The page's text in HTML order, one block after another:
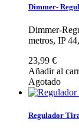
Dimmer-
Dimmer-
metros, IP
23,99 €
Añadir al
Agotado
Regulador